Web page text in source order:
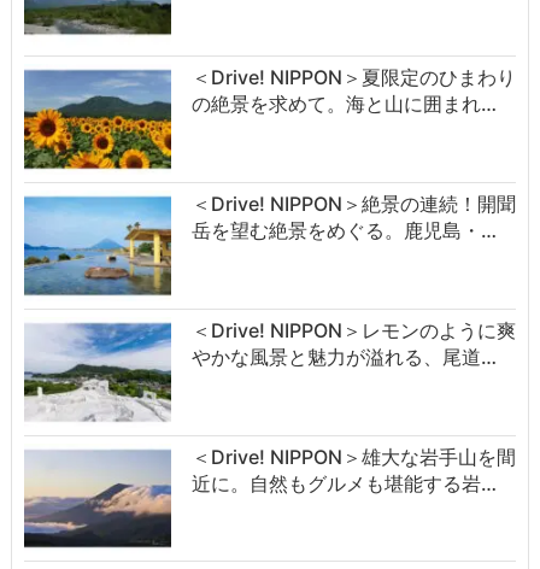
＜Drive! NIPPON＞夏限定のひまわり
の絶景を求めて。海と山に囲まれ…
＜Drive! NIPPON＞絶景の連続！開聞
岳を望む絶景をめぐる。鹿児島・…
＜Drive! NIPPON＞レモンのように爽
やかな風景と魅力が溢れる、尾道…
＜Drive! NIPPON＞雄大な岩手山を間
近に。自然もグルメも堪能する岩…